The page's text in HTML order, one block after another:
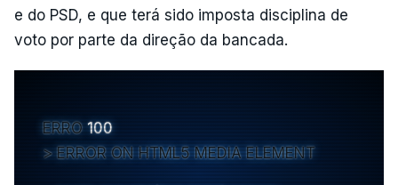
e do PSD, e que terá sido imposta disciplina de
voto por parte da direção da bancada.
ERRO 100
ERROR ON HTML5 MEDIA ELEMENT